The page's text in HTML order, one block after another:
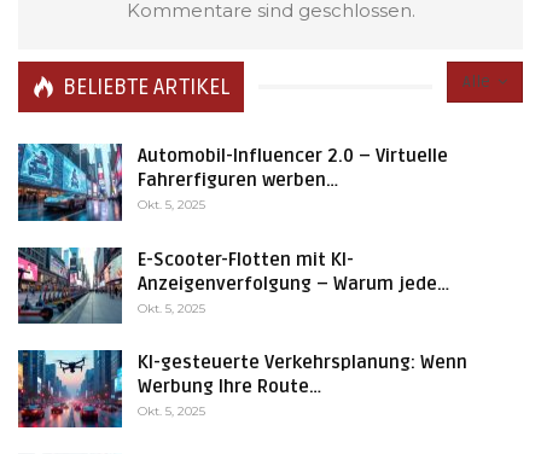
Kommentare sind geschlossen.
Alle
BELIEBTE ARTIKEL
Automobil-Influencer 2.0 – Virtuelle
Fahrerfiguren werben…
Okt. 5, 2025
E-Scooter-Flotten mit KI-
Anzeigenverfolgung – Warum jede…
Okt. 5, 2025
KI-gesteuerte Verkehrsplanung: Wenn
Werbung Ihre Route…
Okt. 5, 2025